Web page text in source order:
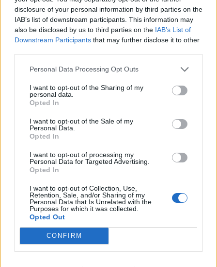
disclosure of your personal information by third parties on the
IAB’s list of downstream participants. This information may
also be disclosed by us to third parties on the IAB’s List of
Downstream Participants that may further disclose it to other
Personal Data Processing Opt Outs
I want to opt-out of the Sharing of my
personal data.
Opted In
I want to opt-out of the Sale of my
Personal Data.
Opted In
I want to opt-out of processing my
Personal Data for Targeted Advertising.
Opted In
I want to opt-out of Collection, Use,
Retention, Sale, and/or Sharing of my
Personal Data that Is Unrelated with the
Purposes for which it was collected.
Opted Out
CONFIRM
φόρου – Ο πλήρης οδηγός
Ασφαλιστικές εισφορές 2026: Αύξηση 2,5% και
νέα δεδομένα για τους μη μισθωτούς
ΑΑΔΕ: Στις 9 Φεβρουαρίου ανοίγει το σύστημα
κτηνοτρόφων
Εφορία: Στο τραπέζι νέα ρύθμιση για παλιά
χρέη έως 48 δόσεις – Οι δικαιούχοι και οι
αποκλεισμοί
Πώς λειτουργούσε το κύκλωμα των
«αχυρανθρώπων» που φόρτωσε 43 εκατ.
ευρώ σε ΑΑΔΕ και ΕΦΚΑ
«Εργάνη ΙΙ»: Σε ισχύ οι έλεγχοι ωραρίου σε
πραγματικό χρόνο – Οι αλλαγές που φέρνει
για εργαζομένους και επιχειρήσεις
Ηλεκτρονική τιμολόγηση: Πρόστιμα έως 2.500
ευρώ για παραβάσεις - Τι προβλέπει η νέα
εγκύκλιος